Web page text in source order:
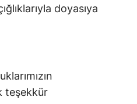
doyasıya
teşekkür